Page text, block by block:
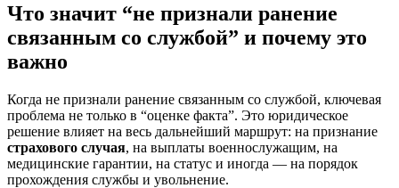
Что значит “не признали ранение
связанным со службой” и почему это
важно
Когда не признали ранение связанным со службой, ключевая
проблема не только в “оценке факта”. Это юридическое
решение влияет на весь дальнейший маршрут: на признание
страхового случая, на выплаты военнослужащим, на
медицинские гарантии, на статус и иногда — на порядок
прохождения службы и увольнение.